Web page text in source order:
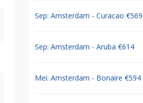
Sep: Amsterdam - Curacao €569
Sep: Amsterdam - Aruba €614
Mei: Amsterdam - Bonaire €594